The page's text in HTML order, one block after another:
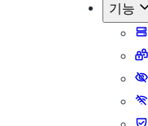
기능